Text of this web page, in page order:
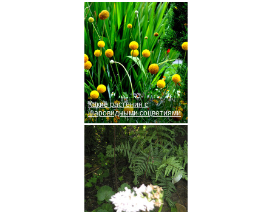
Какие растения с
шаровидными соцветиями